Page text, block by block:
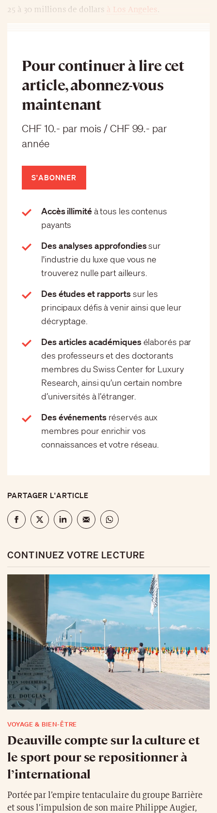
25 à 30 millions de dollars à Los Angeles .
Pour continuer à lire cet
article, abonnez-vous
maintenant
CHF 10.- par mois / CHF 99.- par
année
S'ABONNER
Accès illimitéà tous les contenus
payants
Des analyses approfondiessur
l'industrie du luxe que vous ne
trouverez nulle part ailleurs.
Des études et rapportssur les
principaux défis à venir ainsi que leur
décryptage.
Des articles académiquesélaborés par
des professeurs et des doctorants
membres du Swiss Center for Luxury
Research, ainsi qu’un certain nombre
d’universités à l’étranger.
Des événementsréservés aux
membres pour enrichir vos
connaissances et votre réseau.
PARTAGER L'ARTICLE
CONTINUEZ VOTRE LECTURE
VOYAGE & BIEN-ÊTRE
Deauville compte sur la culture et
le sport pour se repositionner à
l’international
Portée par l’empire tentaculaire du groupe Barrière
et sous l’impulsion de son maire Philippe Augier,